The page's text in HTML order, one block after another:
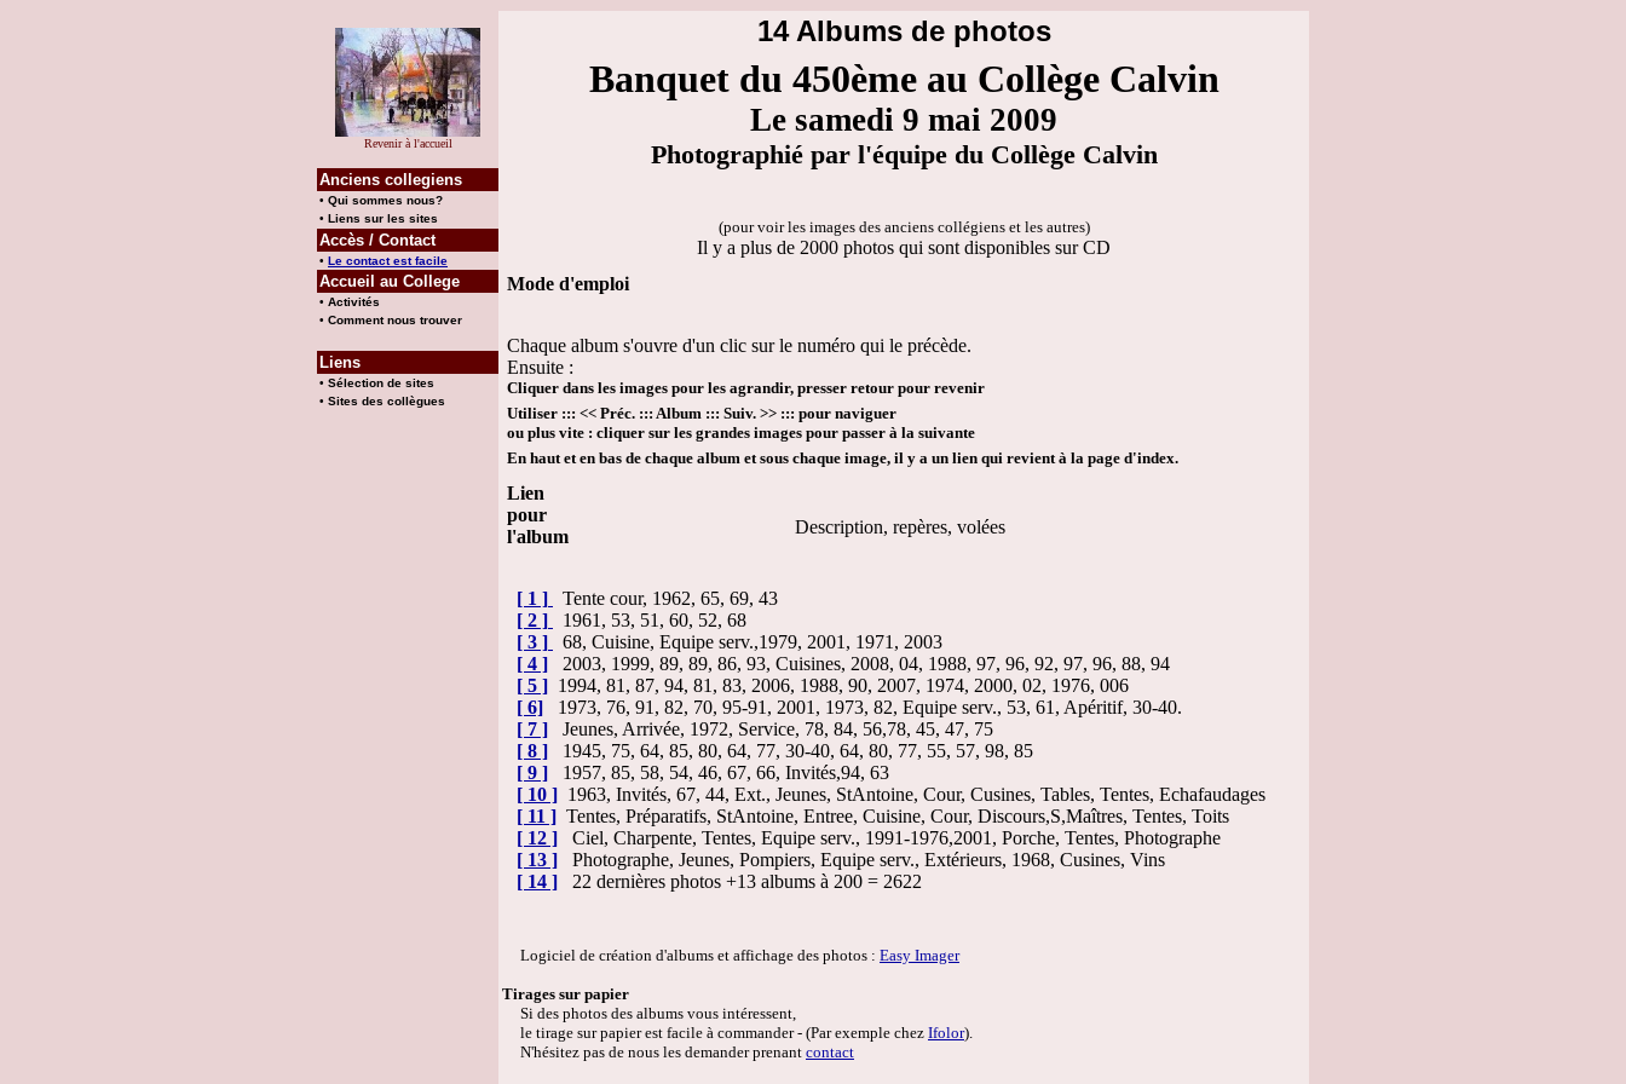
Revenir à l'accueil
Anciens collegiens
• Qui sommes nous?
• Liens sur les sites
Accès / Contact
• Le contact est facile
Accueil au College
• Activités
• Comment nous trouver
Liens
• Sélection de sites
• Sites des collègues
14 Albums de photos
Banquet du 450ème au Collège Calvin
Le samedi 9 mai 2009
Photographié par l'équipe du Collège Calvin
(pour voir les images des anciens collégiens et les autres)
Il y a plus de 2000 photos qui sont disponibles sur CD
Mode d'emploi
Chaque album s'ouvre d'un clic sur le numéro qui le précède.
Ensuite :
Cliquer dans les images pour les agrandir, presser retour pour revenir
Utiliser ::: << Préc. ::: Album ::: Suiv. >> ::: pour naviguer
ou plus vite : cliquer sur les grandes images pour passer à la suivante
En haut et en bas de chaque album et sous chaque image, il y a un lien qui revient à la page d'index.
Lien
pour
l'album
Description, repères, volées
[ 1 ]
Tente cour, 1962, 65, 69, 43
[ 2 ]
1961, 53, 51, 60, 52, 68
[ 3 ]
68, Cuisine, Equipe serv.,1979, 2001, 1971, 2003
[ 4 ] 2003, 1999, 89, 89, 86, 93, Cuisines, 2008, 04, 1988, 97, 96, 92, 97, 96, 88, 94
[ 5 ] 1994, 81, 87, 94, 81, 83, 2006, 1988, 90, 2007, 1974, 2000, 02, 1976, 006
[ 6] 1973, 76, 91, 82, 70, 95-91, 2001, 1973, 82, Equipe serv., 53, 61, Apéritif, 30-40.
[ 7 ] Jeunes, Arrivée, 1972, Service, 78, 84, 56,78, 45, 47, 75
[ 8 ] 1945, 75, 64, 85, 80, 64, 77, 30-40, 64, 80, 77, 55, 57, 98, 85
[ 9 ] 1957, 85, 58, 54, 46, 67, 66, Invités,94, 63
[ 10 ] 1963, Invités, 67, 44, Ext., Jeunes, StAntoine, Cour, Cusines, Tables, Tentes, Echafaudages
[ 11 ] Tentes, Préparatifs, StAntoine, Entree, Cuisine, Cour, Discours,S,Maîtres, Tentes, Toits
[ 12 ] Ciel, Charpente, Tentes, Equipe serv., 1991-1976,2001, Porche, Tentes, Photographe
[ 13 ] Photographe, Jeunes, Pompiers, Equipe serv., Extérieurs, 1968, Cusines, Vins
[ 14 ] 22 dernières photos +13 albums à 200 = 2622
Logiciel de création d'albums et affichage des photos : Easy Imager
Tirages sur papier
Si des photos des albums vous intéressent,
le tirage sur papier est facile à commander - (Par exemple chez Ifolor).
N'hésitez pas de nous les demander prenant contact